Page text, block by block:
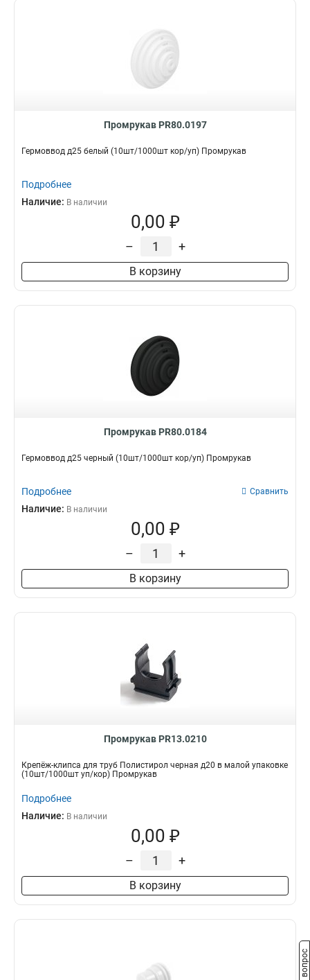
Промрукав PR80.0197
Гермоввод д25 белый (10шт/1000шт кор/уп) Промрукав
Подробнее
Наличие: В наличии
0,00 ₽
– +
В корзину
Промрукав PR80.0184
Гермоввод д25 черный (10шт/1000шт кор/уп) Промрукав
Подробнее Сравнить
Наличие: В наличии
0,00 ₽
– +
В корзину
Промрукав PR13.0210
Крепёж-клипса для труб Полистирол черная д20 в малой упаковке
(10шт/1000шт уп/кор) Промрукав
Подробнее
Наличие: В наличии
0,00 ₽
– +
В корзину